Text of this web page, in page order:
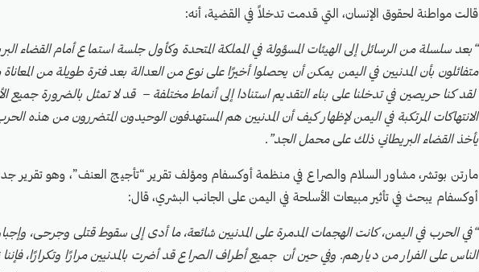
قالت مواطنة لحقوق الإنسان، التي قدمت تدخلاً في القضية، أنه:
“بعد سلسلة من الرسائل إلى الهيئات المسؤولة في المملكة المتحدة وكأول جلسة استماع أمام القضاء
متفائلون بأن المدنيين في اليمن يمكن أن يحصلوا أخيرًا على نوع من العدالة بعد فترة طويلة من
لقد كنا حريصين في تدخلنا على بناء التقديم استنادا إلى أنماط مختلفة – قد لا تمثل بالضرورة جميع
الانتهاكات المرتكبة في اليمن لإظهار كيف أن المدنيين هم المستهدفون الوحيدون المتضررون من هذه
يأخذ القضاء البريطاني ذلك على محمل الجد”.
مارتن بوتشر، مشاور السلام والصراع في منظمة أوكسفام ومؤلف تقرير “تأجيج العنف”، وهو تقرير
أوكسفام يبحث في تأثير مبيعات الأسلحة في اليمن على الجانب البشري، قال:
“في الحرب في اليمن، كانت الهجمات المدمرة على المدنيين شائعة، ما أدى إلى سقوط قتلى وجرحى،
الناس على الفرار من ديارهم. وفي حين أن جميع أطراف الصراع قد أضرت بالمدنيين مرارًا وتكرارًا، فإننا